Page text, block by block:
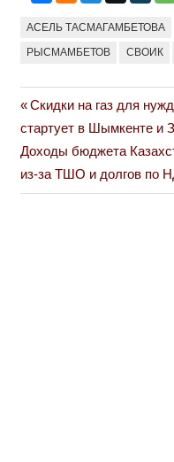
АСЕЛЬ ТАСМАГАМБЕТОВА
РЫСМАМБЕТОВ СВОИК
Навигация
по
записям
Previous
Post:
Скидки на газ для
стартует в Шымкенте и
Next
Post:
Доходы бюджета
из-за ТШО и долгов по